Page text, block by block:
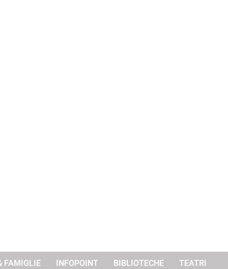
FAMIGLIE INFOPOINT BIBLIOTECHE TEATRI